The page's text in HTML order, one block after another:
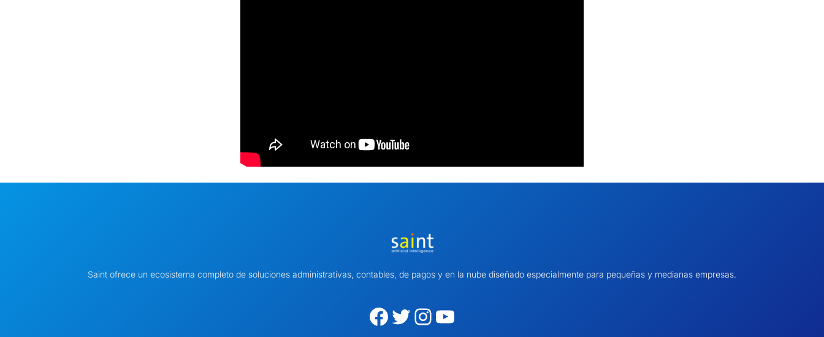
Saint ofrece un ecosistema completo de soluciones administrativas, contables, de pagos y en la nube diseñado especialmente para pequeñas y medianas empresas.
Facebook Twitter Instagram YouTube